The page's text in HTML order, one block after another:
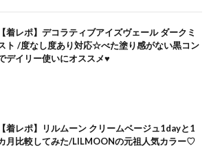
【着レポ】デコラティブアイズヴェール ダークミ
ト /度なし度あり対応☆べた塗り感がない黒コン
デイリー使いにオススメ♥
【着レポ】リルムーン クリームベージュ1dayと1
月比較してみた/LILMOONの元祖人気カラー♡